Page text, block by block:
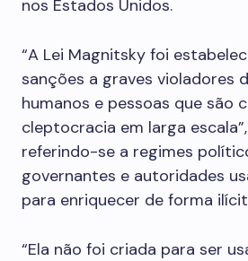
nos Estados Unidos.
“A Lei Magnitsky foi
sanções a graves violadores
humanos e pessoas que são
cleptocracia em larga
referindo-se a regimes
governantes e autoridades
para enriquecer de forma
“Ela não foi criada para ser